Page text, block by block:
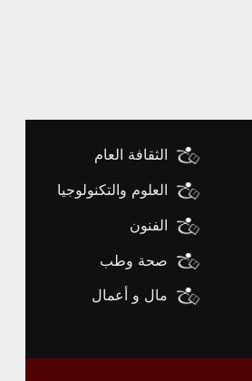
الثقافة العام
العلوم والتكنولوجيا
الفنون
صحة وطب
مال و أعمال